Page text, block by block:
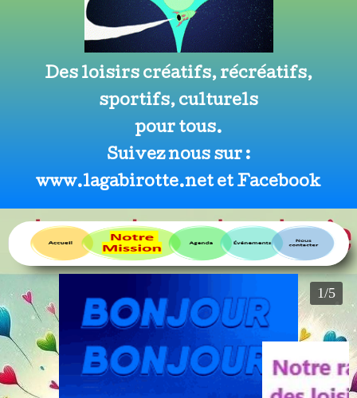
Des loisirs créatifs, récréatifs,
sportifs, culturels
pour tous.
Suivez nous sur :
www.lagabirotte.net et Facebook
2/5